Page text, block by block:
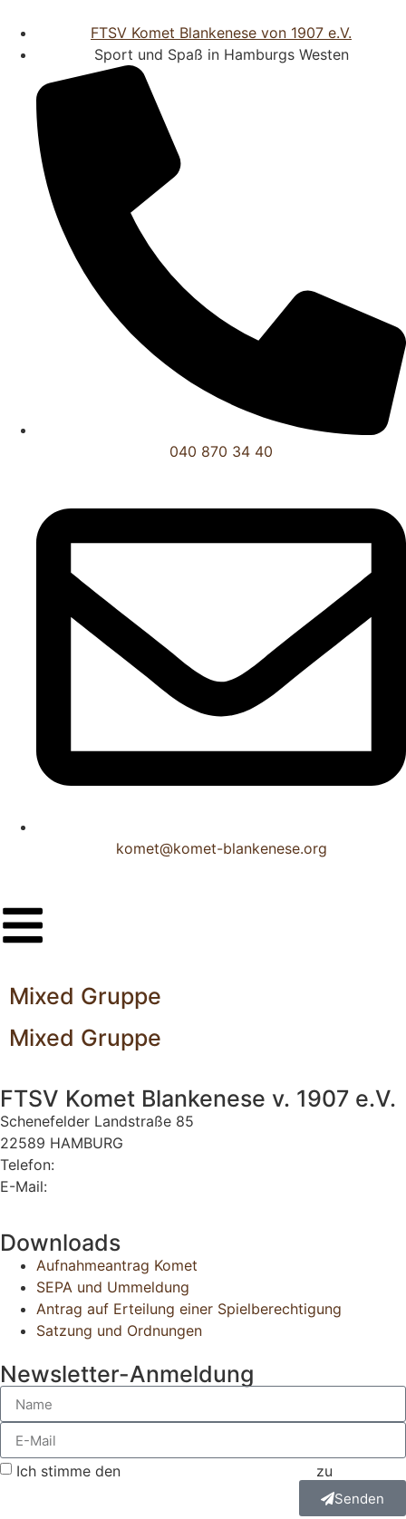
FTSV Komet Blankenese von 1907 e.V.
Sport und Spaß in Hamburgs Westen
040 870 34 40
komet@komet-blankenese.org
Mixed Gruppe
Mixed Gruppe
FTSV Komet Blankenese v. 1907 e.V.
Schenefelder Landstraße 85
22589 HAMBURG
Telefon:
E-Mail:
Downloads
Aufnahmeantrag Komet
SEPA und Ummeldung
Antrag auf Erteilung einer Spielberechtigung
Satzung und Ordnungen
Newsletter-Anmeldung
Ich stimme den zu
Senden